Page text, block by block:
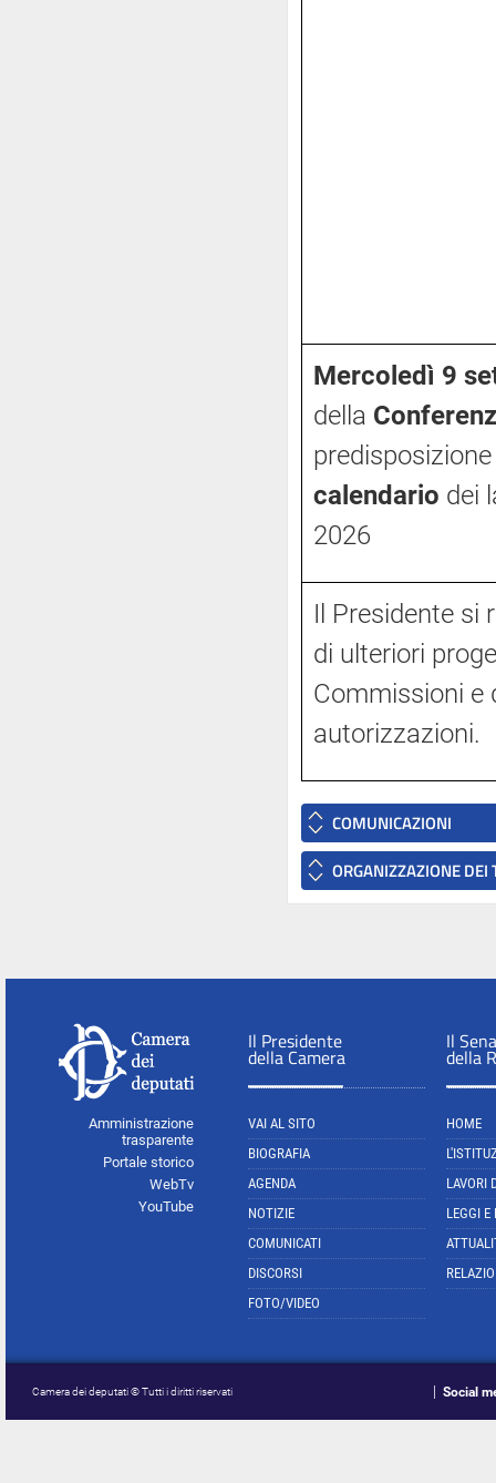
Mercoledì 9
della
calendario dei
2026
Il Presidente si
di ulteriori
Commissioni e
autorizzazioni.
COMUNICAZIONI
ORGANIZZAZIONE DEI
Amministrazione
trasparente
Portale storico
WebTv
YouTube
Il Presidente
della Camera
VAI AL SITO
BIOGRAFIA
AGENDA
NOTIZIE
COMUNICATI
DISCORSI
FOTO/VIDEO
Il
della
HOME
LAVORI
LEGGI E
Camera dei deputati © Tutti i diritti riservati Social